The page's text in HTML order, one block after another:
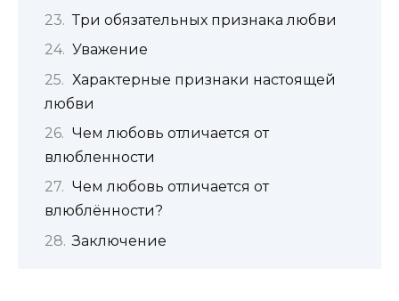
Три обязательных признака любви
Уважение
Характерные признаки настоящей
любви
Чем любовь отличается от
влюбленности
Чем любовь отличается от
влюблённости?
Заключение